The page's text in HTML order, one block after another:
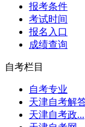
报考条件
考试时间
报名入口
成绩查询
自考栏目
自考专业
天津自考解
天津自考政...